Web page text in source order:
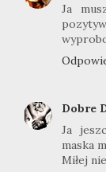
Ja
Dobre
Ja
maska
Miłej